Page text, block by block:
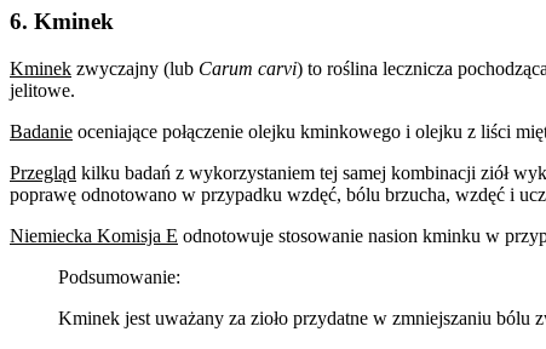
6. Kminek
Kminek zwyczajny (lub Carum carvi) to roślina lecznicza
jelitowe.
Badanie oceniające połączenie olejku kminkowego i olejku z liści
Przegląd kilku badań z wykorzystaniem tej samej kombinacji ziół
poprawę odnotowano w przypadku wzdęć, bólu brzucha, wzdęć i
Niemiecka Komisja E odnotowuje stosowanie nasion kminku w
Podsumowanie:
Kminek jest uważany za zioło przydatne w zmniejszaniu bólu